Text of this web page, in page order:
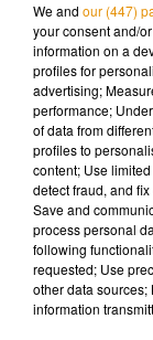
Une scène
Lille.
voit des
We and our (447)
your consent and/
information on a
profiles for
advertising;
performance;
of data from
profiles to
content; Use
detect fraud, and
Save and
process personal
following
requested; Use
other data sources;
information